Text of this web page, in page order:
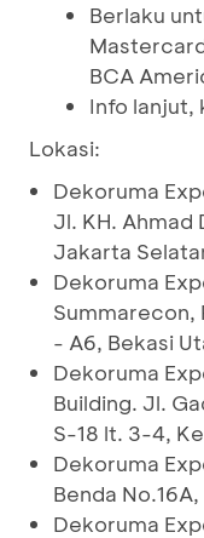
Berlaku
BCA
Info lanjut,
Lokasi:
Dekoruma
Jl. KH. Ahmad
Jakarta
Dekoruma
Summarecon,
- A6, Bekasi
Dekoruma
Building. Jl.
S-18 lt. 3-4,
Dekoruma
Benda
Dekoruma